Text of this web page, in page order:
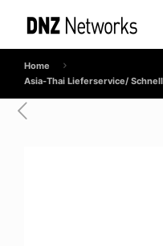
Home
Asia-Thai Lieferservice/